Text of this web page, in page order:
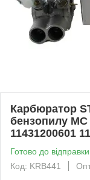
Карбюратор
бензопилу МС
11431200601
Готово до відправки
Код: KRB441